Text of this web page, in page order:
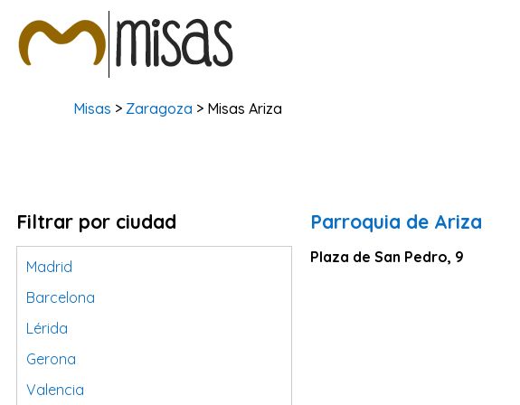
Misas >Zaragoza > Misas Ariza
Filtrar por ciudad
Madrid
Barcelona
Lérida
Gerona
Valencia
Parroquia de Ariza
Plaza de San Pedro, 9